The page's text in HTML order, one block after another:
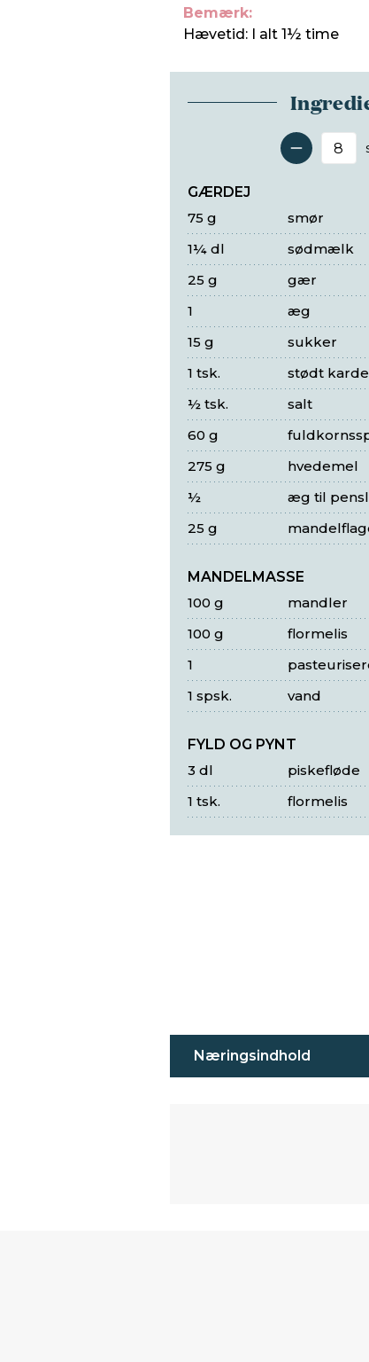
Bemærk:
Hævetid: I alt 1½ time
GÆRDEJ
smør
75 g
sødmælk
1¼ dl
gær
25 g
æg
1
sukker
15 g
stødt
1 tsk.
salt
½ tsk.
60 g
hvedemel
275 g
æg til
½
25 g
MANDELMASSE
mandler
100 g
flormelis
100 g
1
vand
1 spsk.
FYLD OG PYNT
piskefløde
3 dl
flormelis
1 tsk.
Næringsindhold